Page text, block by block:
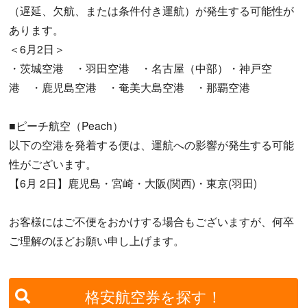
（遅延、欠航、または条件付き運航）が発生する可能性が
あります。
＜6月2日＞
・茨城空港 ・羽田空港 ・名古屋（中部）・神戸空
港 ・鹿児島空港 ・奄美大島空港 ・那覇空港
■ピーチ航空（Peach）
以下の空港を発着する便は、運航への影響が発生する可能
性がございます。
【6月 2日】鹿児島・宮崎・大阪(関西)・東京(羽田)
お客様にはご不便をおかけする場合もございますが、何卒
ご理解のほどお願い申し上げます。
格安航空券を探す！